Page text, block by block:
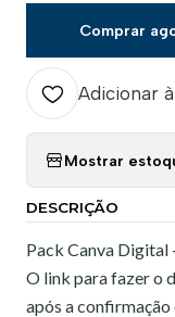
Comprar
Adicionar
Mostrar
DESCRIÇÃO
Pack Canva Digital
O link para fazer o
após a